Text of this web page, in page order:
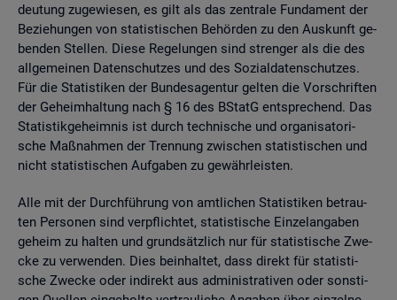
deu­tung zu­ge­wie­sen, es gilt als das zen­tra­le Fun­da­ment der
Be­zie­hun­gen von sta­tis­ti­schen Be­hör­den zu den Aus­kunft ge­
ben­den Stel­len. Diese Re­ge­lun­gen sind stren­ger als die des
all­ge­mei­nen Da­ten­schut­zes und des So­zi­al­da­ten­schut­zes.
Für die Sta­tis­ti­ken der Bun­des­agen­tur gel­ten die Vor­schrif­ten
der Ge­heim­hal­tung nach § 16 des BStatG ent­spre­chend. Das
Sta­tis­tik­ge­heim­nis ist durch tech­ni­sche und or­ga­ni­sa­to­ri­
sche Maß­nah­men der Tren­nung zwi­schen sta­tis­ti­schen und
nicht sta­tis­ti­schen Auf­ga­ben zu ge­währ­leis­ten.
Alle mit der Durch­füh­rung von amt­li­chen Sta­tis­ti­ken be­trau­
ten Per­so­nen sind ver­pflich­tet, sta­tis­ti­sche Ein­zel­an­ga­ben
ge­heim zu hal­ten und grund­sätz­lich nur für sta­tis­ti­sche Zwe­
cke zu ver­wen­den. Dies be­inhal­tet, dass di­rekt für sta­tis­ti­
sche Zwe­cke oder in­di­rekt aus ad­mi­nis­tra­ti­ven oder sons­ti­